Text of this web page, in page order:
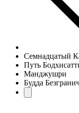
Семнадцатый
Путь
Манджушри
Будда